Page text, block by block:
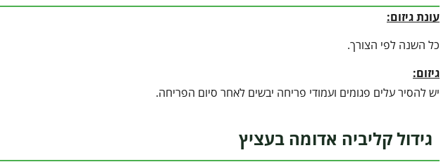
עונת גיזום:
כל השנה לפי הצורך.
גיזום:
יש להסיר עלים פגומים ועמודי פריחה יבשים לאחר סיום הפריחה.
גידול קליביה אדומה בעציץ